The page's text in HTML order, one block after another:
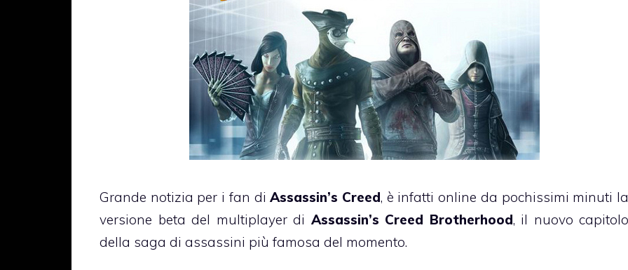
Grande notizia per i fan diAssassin’s Creed, è infatti online da pochissimi minuti la
versione beta del multiplayer di Assassin’s Creed Brotherhood, il nuovo capitolo
della saga di assassini più famosa del momento.